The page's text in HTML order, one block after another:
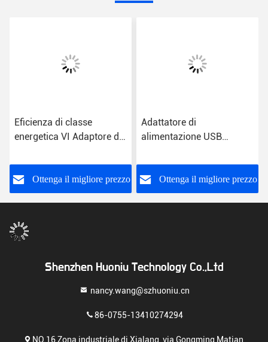
Eficienza di classe
energetica VI Adaptore di
USB con ingresso CA per
uso universale
Ottenga il migliore prezzo
Adattatore di
alimentazione USB
energetica VI
Ottenga il migliore prezzo
Shenzhen Huoniu Technology Co.,Ltd
nancy.wang@szhuoniu.cn
86-0755-13410274294
NO.16 Zona industriale di Xialang, via Gongming Matian,